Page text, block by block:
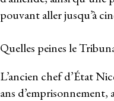
pouvant aller jusqu’à
Quelles peines le
L’ancien chef d’État
ans